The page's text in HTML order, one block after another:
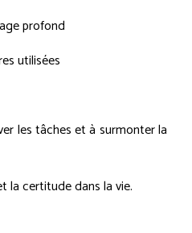
profond
utilisées
les tâches et à surmonter la
la certitude dans la vie.